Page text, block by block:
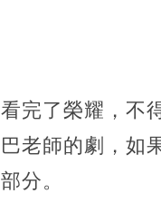
看完了榮耀，不
巴老師的劇，如
部分。